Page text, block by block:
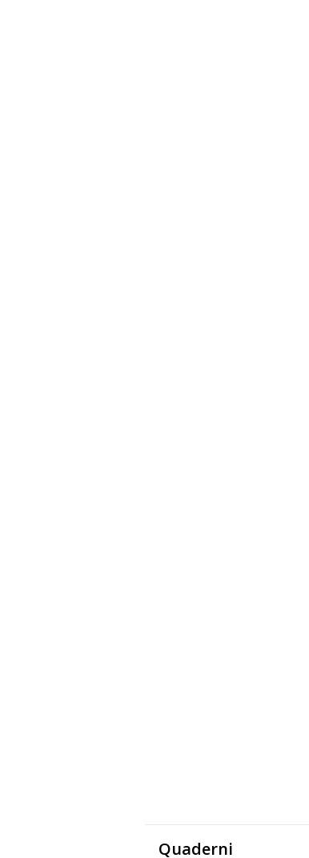
Quaderni